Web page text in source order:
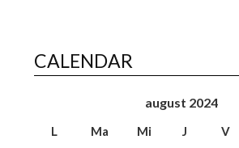
CALENDAR
august 2024
L Ma Mi J V